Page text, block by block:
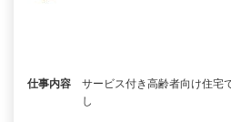
仕事内容
サービス付き高齢者向け住宅
し